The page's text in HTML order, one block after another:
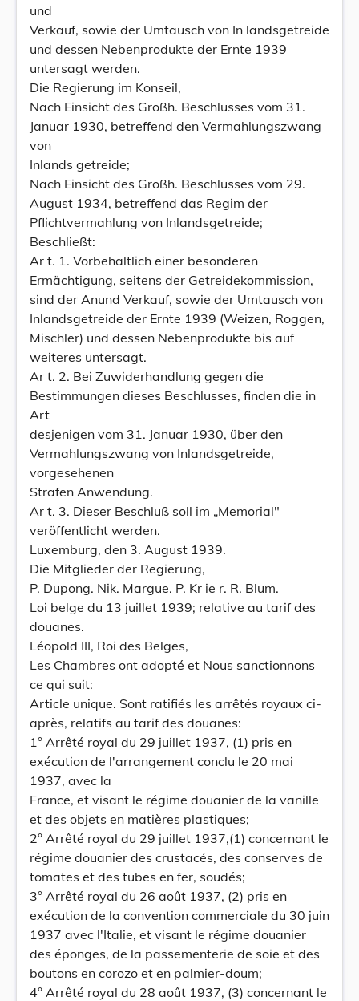
und
Verkauf, sowie der Umtausch von In landsgetreide
und dessen Nebenprodukte der Ernte 1939
untersagt werden.
Die Regierung im Konseil,
Nach Einsicht des Großh. Beschlusses vom 31.
Januar 1930, betreffend den Vermahlungszwang
von
Inlands getreide;
Nach Einsicht des Großh. Beschlusses vom 29.
August 1934, betreffend das Regim der
Pflichtvermahlung von Inlandsgetreide;
Beschließt:
Ar t. 1. Vorbehaltlich einer besonderen
Ermächtigung, seitens der Getreidekommission,
sind der Anund Verkauf, sowie der Umtausch von
Inlandsgetreide der Ernte 1939 (Weizen, Roggen,
Mischler) und dessen Nebenprodukte bis auf
weiteres untersagt.
Ar t. 2. Bei Zuwiderhandlung gegen die
Bestimmungen dieses Beschlusses, finden die in
Art
desjenigen vom 31. Januar 1930, über den
Vermahlungszwang von Inlandsgetreide,
vorgesehenen
Strafen Anwendung.
Ar t. 3. Dieser Beschluß soll im „Memorial"
veröffentlicht werden.
Luxemburg, den 3. August 1939.
Die Mitglieder der Regierung,
P. Dupong. Nik. Margue. P. Kr ie r. R. Blum.
Loi belge du 13 juillet 1939; relative au tarif des
douanes.
Léopold III, Roi des Belges,
Les Chambres ont adopté et Nous sanctionnons
ce qui suit:
Article unique. Sont ratifiés les arrêtés royaux ci-
après, relatifs au tarif des douanes:
1° Arrêté royal du 29 juillet 1937, (1) pris en
exécution de l'arrangement conclu le 20 mai
1937, avec la
France, et visant le régime douanier de la vanille
et des objets en matières plastiques;
2° Arrêté royal du 29 juillet 1937,(1) concernant le
régime douanier des crustacés, des conserves de
tomates et des tubes en fer, soudés;
3° Arrêté royal du 26 août 1937, (2) pris en
exécution de la convention commerciale du 30 juin
1937 avec l'Italie, et visant le régime douanier
des éponges, de la passementerie de soie et des
boutons en corozo et en palmier-doum;
4° Arrêté royal du 28 août 1937, (3) concernant le